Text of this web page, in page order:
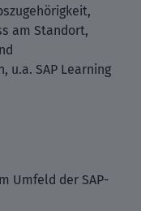
am Standort,
u.a. SAP Learning
Umfeld der SAP-